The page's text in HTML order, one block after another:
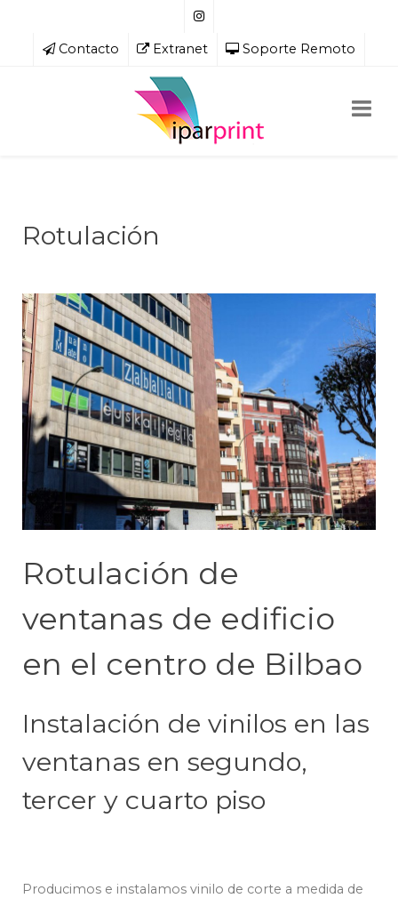
Contacto Extranet Soporte Remoto
Rotulación
Rotulación de
ventanas de edificio
en el centro de Bilbao
Instalación de vinilos en las
ventanas en segundo,
tercer y cuarto piso
Producimos e instalamos vinilo de corte a medida de